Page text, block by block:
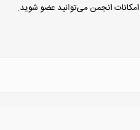
انجمن می‌توانید عضو شوید.